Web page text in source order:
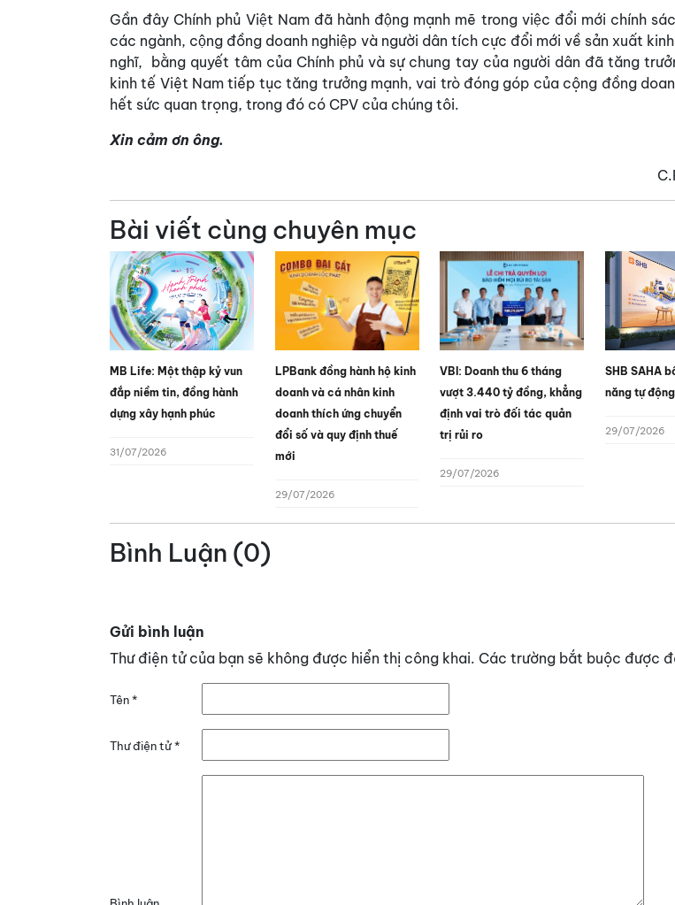
Gần đây Chính phủ Việt Nam đã hành động mạnh mẽ trong việc đổi mới chính
các ngành, cộng đồng doanh nghiệp và người dân tích cực đổi mới về sản xuất
nghĩ, bằng quyết tâm của Chính phủ và sự chung tay của người dân đã tăng
kinh tế Việt Nam tiếp tục tăng trưởng mạnh, vai trò đóng góp của cộng đồng
hết sức quan trọng, trong đó có CPV của chúng tôi.
Xin cảm ơn ông.
Bài viết cùng chuyên mục
MB Life: Một thập kỷ vun
đắp niềm tin, đồng hành
dựng xây hạnh phúc
31/07/2026
LPBank đồng hành hộ kinh
doanh và cá nhân kinh
doanh thích ứng chuyển
đổi số và quy định thuế
mới
29/07/2026
VBI: Doanh thu 6 tháng
vượt 3.440 tỷ đồng, khẳng
định vai trò đối tác quản
trị rủi ro
29/07/2026
SHB SAHA
năng tự
29/07/2026
Bình Luận (0)
Gửi bình luận
Thư điện tử của bạn sẽ không được hiển thị công khai. Các trường bắt buộc được
Tên*
Thư điện tử*